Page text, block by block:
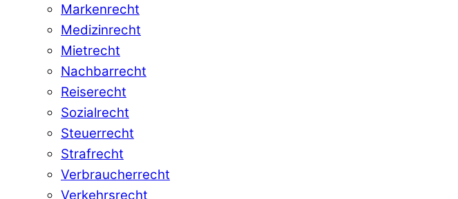
Markenrecht
Medizinrecht
Mietrecht
Nachbarrecht
Reiserecht
Sozialrecht
Steuerrecht
Strafrecht
Verbraucherrecht
Verkehrsrecht